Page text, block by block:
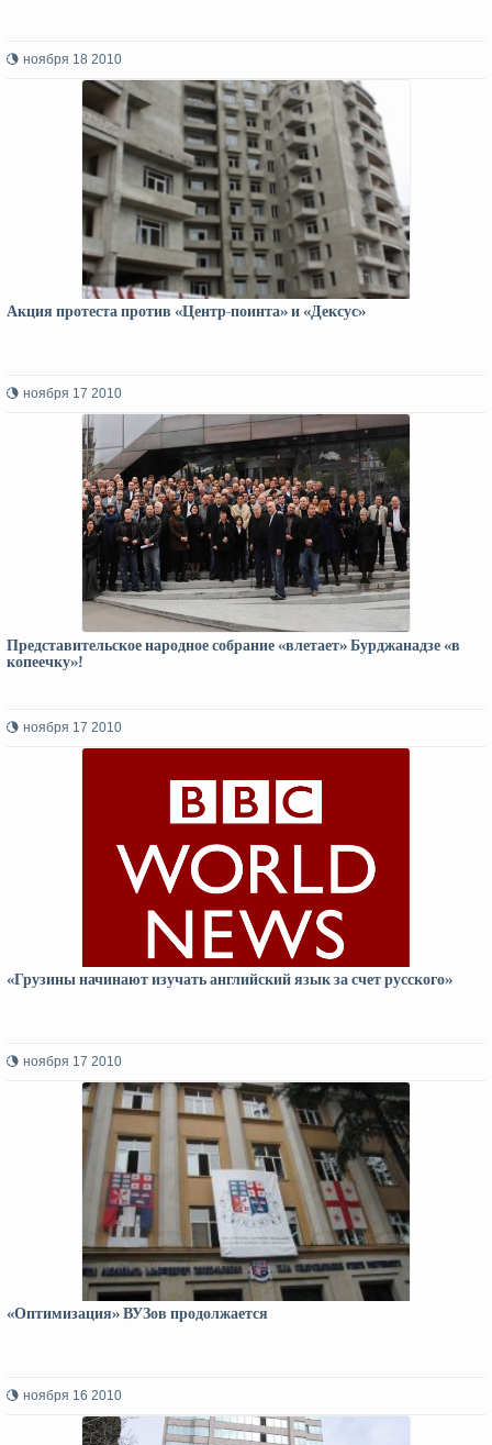
ноября 18 2010
Акция протеста против «Центр-поинта» и «Дексус»
ноября 17 2010
Представительское народное собрание «влетает» Бурджанадзе «в
копеечку»!
ноября 17 2010
«Грузины начинают изучать английский язык за счет русского»
ноября 17 2010
«Оптимизация» ВУЗов продолжается
ноября 16 2010